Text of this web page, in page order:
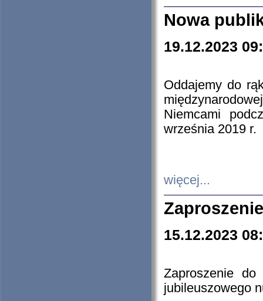
Nowa
19.12.2023
Oddajemy do
Niemcami
września 2019 r.
więcej...
15.12.2023
Zaproszenie do
jubileuszowego